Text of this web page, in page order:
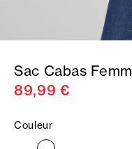
Sac Cabas
89,99 €
Couleur